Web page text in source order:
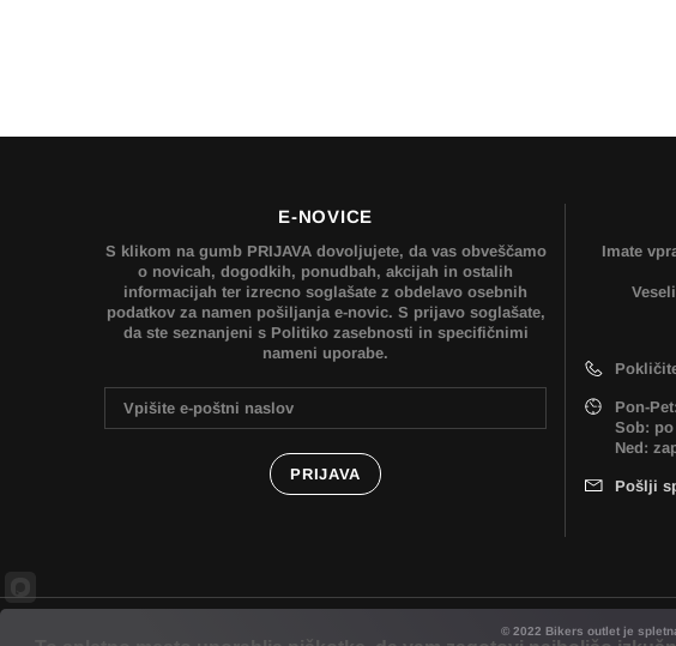
E-NOVICE
S klikom na gumb PRIJAVA dovoljujete, da vas obveščamo
o novicah, dogodkih, ponudbah, akcijah in ostalih
informacijah ter izrecno soglašate z obdelavo osebnih
podatkov za namen pošiljanja e-novic. S prijavo soglašate,
da ste seznanjeni s Politiko zasebnosti in specifičnimi
nameni uporabe.
Imate
Pon-
Sob:
Ned:
Pošlji
© 2022 Bikers outlet je